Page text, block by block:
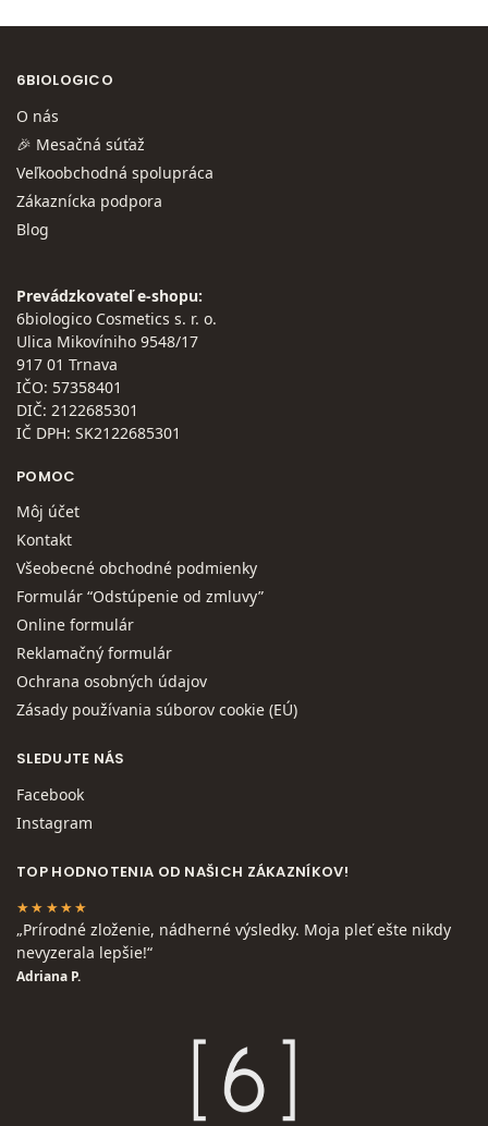
6BIOLOGICO
O nás
🎉 Mesačná súťaž
Veľkoobchodná spolupráca
Zákaznícka podpora
Blog
Prevádzkovateľ e-shopu:
6biologico Cosmetics s. r. o.
Ulica Mikovíniho 9548/17
917 01 Trnava
IČO: 57358401
DIČ: 2122685301
IČ DPH: SK2122685301
POMOC
Môj účet
Kontakt
Všeobecné obchodné podmienky
Formulár “Odstúpenie od zmluvy”
Online formulár
Reklamačný formulár
Ochrana osobných údajov
Zásady používania súborov cookie (EÚ)
SLEDUJTE NÁS
Facebook
Instagram
TOP HODNOTENIA OD NAŠICH ZÁKAZNÍKOV!
★★★★★
„Prírodné zloženie, nádherné výsledky. Moja pleť ešte nikdy
nevyzerala lepšie!“
Adriana P.